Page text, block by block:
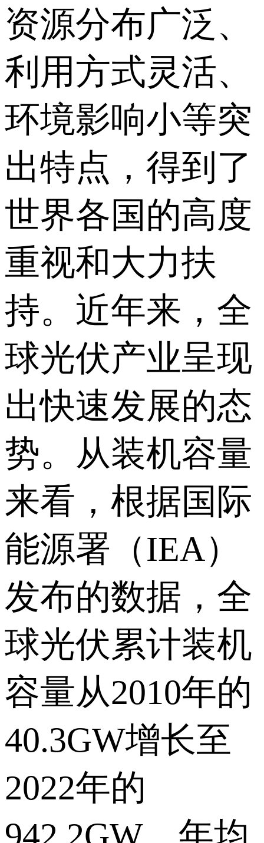
资源分布广泛、
利用方式灵活、
环境影响小等突
出特点，得到了
世界各国的高度
重视和大力扶
持。近年来，全
球光伏产业呈现
出快速发展的态
势。从装机容量
来看，根据国际
能源署（IEA）
发布的数据，全
球光伏累计装机
容量从2010年的
40.3GW增长至
2022年的